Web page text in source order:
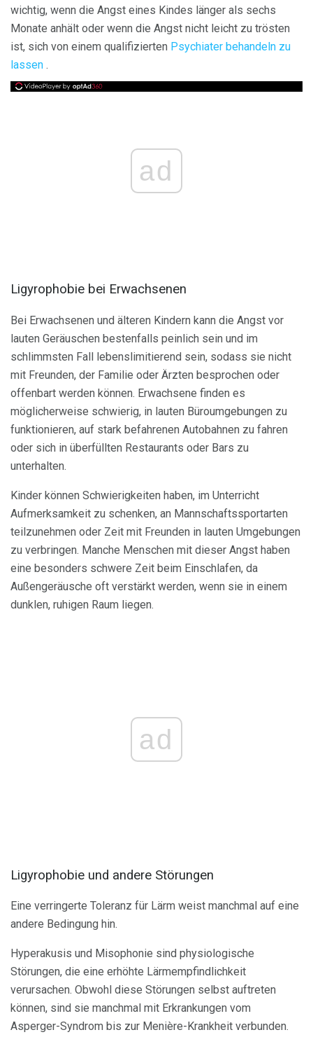
wichtig, wenn die Angst eines Kindes länger als sechs
Monate anhält oder wenn die Angst nicht leicht zu trösten
ist, sich von einem qualifizierten Psychiater behandeln zu
lassen .
ad
Ligyrophobie bei Erwachsenen
Bei Erwachsenen und älteren Kindern kann die Angst vor
lauten Geräuschen bestenfalls peinlich sein und im
schlimmsten Fall lebenslimitierend sein, sodass sie nicht
mit Freunden, der Familie oder Ärzten besprochen oder
offenbart werden können. Erwachsene finden es
möglicherweise schwierig, in lauten Büroumgebungen zu
funktionieren, auf stark befahrenen Autobahnen zu fahren
oder sich in überfüllten Restaurants oder Bars zu
unterhalten.
Kinder können Schwierigkeiten haben, im Unterricht
Aufmerksamkeit zu schenken, an Mannschaftssportarten
teilzunehmen oder Zeit mit Freunden in lauten Umgebungen
zu verbringen. Manche Menschen mit dieser Angst haben
eine besonders schwere Zeit beim Einschlafen, da
Außengeräusche oft verstärkt werden, wenn sie in einem
dunklen, ruhigen Raum liegen.
ad
Ligyrophobie und andere Störungen
Eine verringerte Toleranz für Lärm weist manchmal auf eine
andere Bedingung hin.
Hyperakusis und Misophonie sind physiologische
Störungen, die eine erhöhte Lärmempfindlichkeit
verursachen. Obwohl diese Störungen selbst auftreten
können, sind sie manchmal mit Erkrankungen vom
Asperger-Syndrom bis zur Menière-Krankheit verbunden.